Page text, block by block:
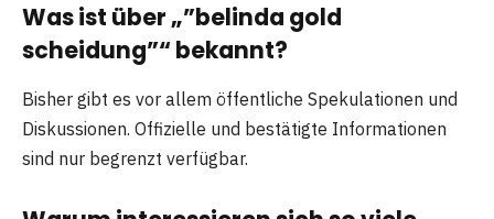
Was ist über „”belinda gold
scheidung”“ bekannt?
Bisher gibt es vor allem öffentliche Spekulationen und
Diskussionen. Offizielle und bestätigte Informationen
sind nur begrenzt verfügbar.